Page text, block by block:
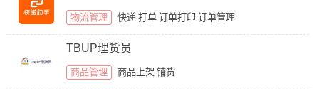
物流管理 快递 打单 订单打印 订单管理
TBUP理货员
商品管理 商品上架 铺货